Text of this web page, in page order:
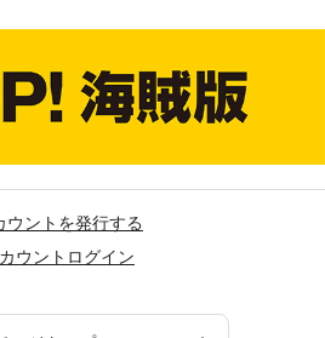
ウントを発行する
ウントログイン